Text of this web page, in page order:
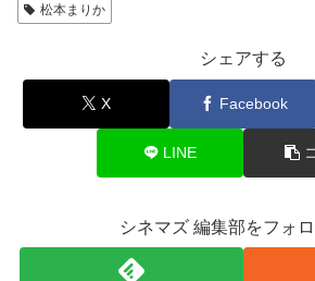
松本まりか
シェアする
X Facebook
LINE
シネマズ 編集部をフォ